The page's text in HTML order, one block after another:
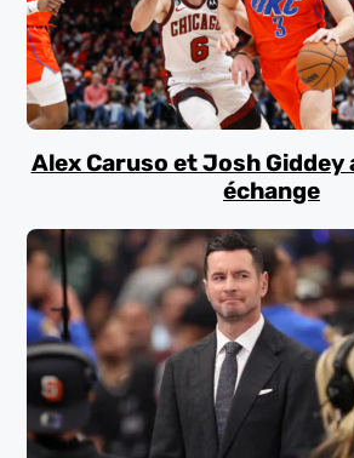
Alex Caruso et Josh Giddey
échange